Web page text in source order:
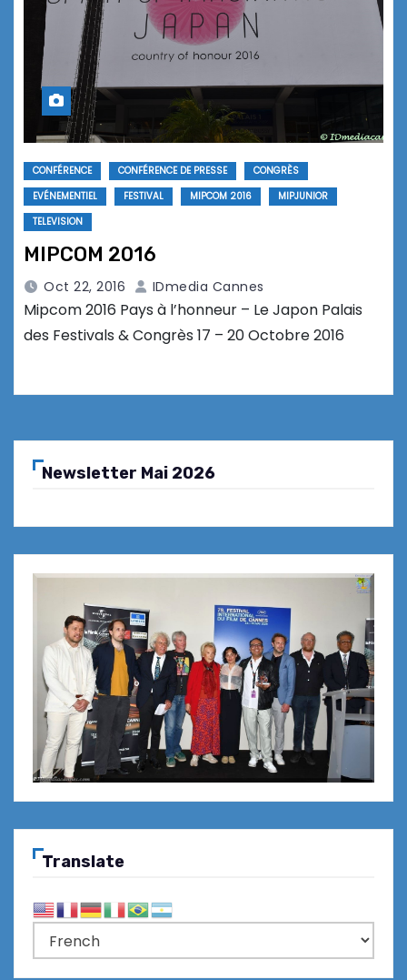
CONFÉRENCE CONFÉRENCE DE PRESSE
CONGRÈS
EVÉNEMENTIEL
FESTIVAL MIPCOM 2016
MIPJUNIOR
TELEVISION
MIPCOM 2016
Oct 22, 2016 IDmedia Cannes
Mipcom 2016 Pays à l’honneur – Le Japon Palais
des Festivals & Congrès 17 – 20 Octobre 2016
Newsletter Mai 2026
Translate